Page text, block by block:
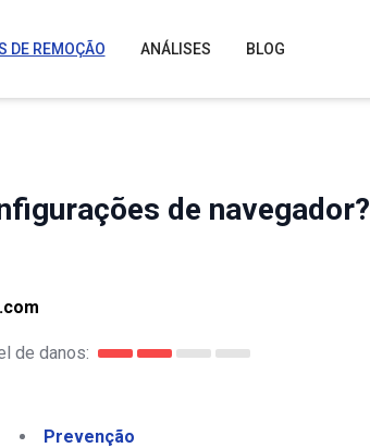
DE REMOÇÃO ANÁLISES BLOG
de navegador?
de danos:
Prevenção